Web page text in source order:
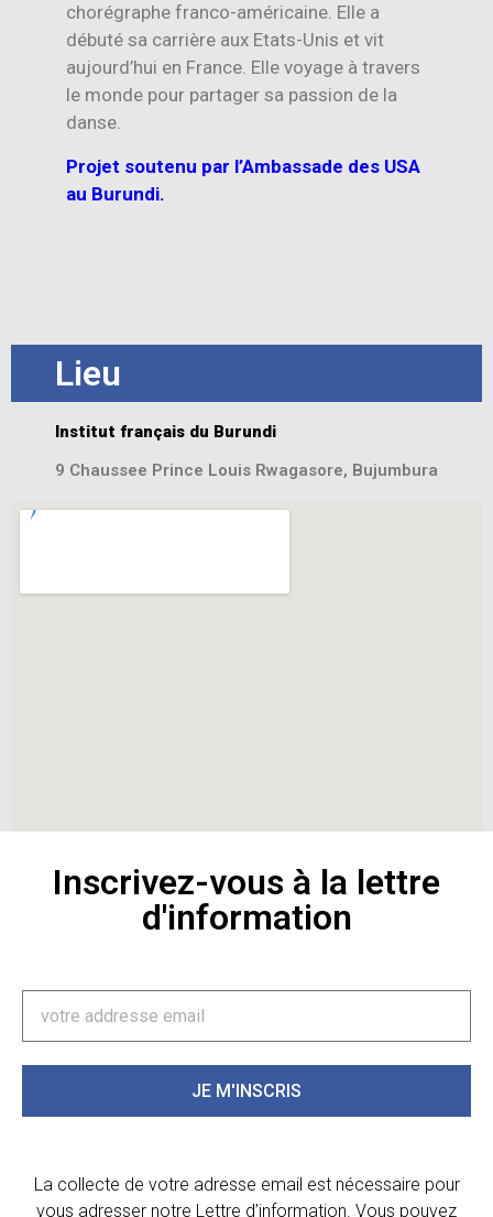
chorégraphe franco-américaine. Elle a
débuté sa carrière aux Etats-Unis et vit
aujourd’hui en France. Elle voyage à travers
le monde pour partager sa passion de la
danse.
Projet soutenu par l’Ambassade des USA
au Burundi.
Lieu
Institut français du Burundi
9 Chaussee Prince Louis Rwagasore, Bujumbura
Inscrivez-vous à la lettre
d'information
JE M'INSCRIS
La collecte de votre adresse email est nécessaire pour
vous adresser notre Lettre d’information. Vous pouvez